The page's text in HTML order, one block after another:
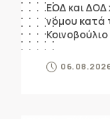
ΕΟΔ και ΔΟΔ
νόμου κατά
Κοινοβούλιο